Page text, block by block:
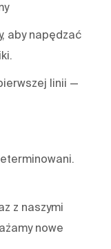
aby napędzać
linii —
z naszymi
nowe